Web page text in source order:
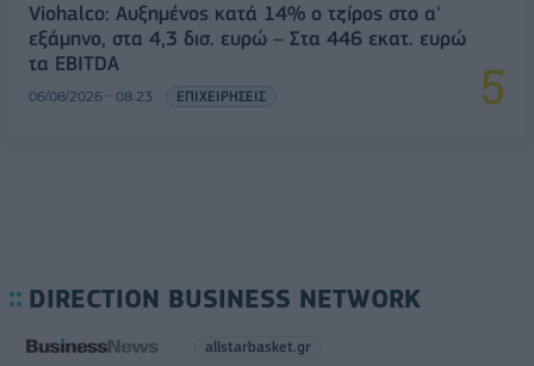
Viohalco: Αυξημένος κατά 14% ο τζίρος στο α'
εξάμηνο, στα 4,3 δισ. ευρώ – Στα 446 εκατ. ευρώ
τα EBITDA
06/08/2026 - 08:23 ΕΠΙΧΕΙΡΗΣΕΙΣ
DIRECTION BUSINESS NETWORK
allstarbasket.gr